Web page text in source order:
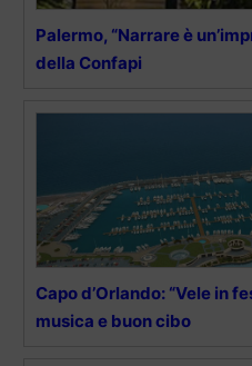
Palermo, “Narrare è
della Confapi
Capo d’Orlando: “Vele in
musica e buon cibo